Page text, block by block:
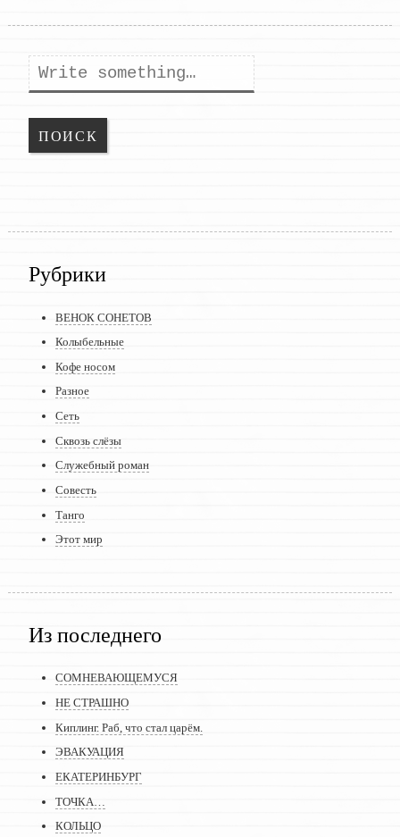
Поиск
Рубрики
ВЕНОК СОНЕТОВ
Колыбельные
Кофе носом
Разное
Сеть
Сквозь слёзы
Служебный роман
Совесть
Танго
Этот мир
Из последнего
СОМНЕВАЮЩЕМУСЯ
НЕ СТРАШНО
Киплинг. Раб, что стал царём.
ЭВАКУАЦИЯ
ЕКАТЕРИНБУРГ
ТОЧКА…
КОЛЬЦО